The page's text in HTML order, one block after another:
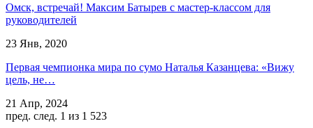
Омск, встречай! Максим Батырев с мастер-классом для
руководителей
23 Янв, 2020
Первая чемпионка мира по сумо Наталья Казанцева: «Вижу
цель, не…
21 Апр, 2024
пред. след. 1 из 1 523